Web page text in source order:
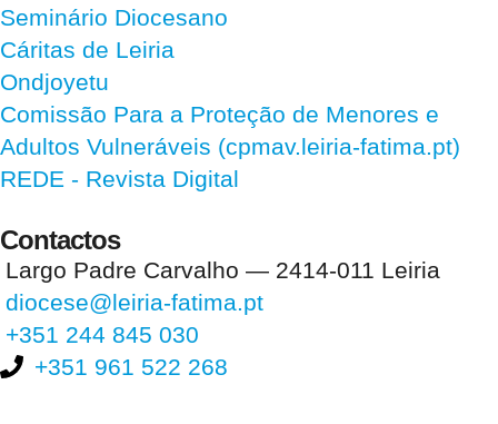
Seminário Diocesano
Cáritas de Leiria
Ondjoyetu
Comissão Para a Proteção de Menores e
Adultos Vulneráveis (cpmav.leiria-fatima.pt)
REDE - Revista Digital
Contactos
Largo Padre Carvalho — 2414-011 Leiria
diocese@leiria-fatima.pt
+351 244 845 030
+351 961 522 268